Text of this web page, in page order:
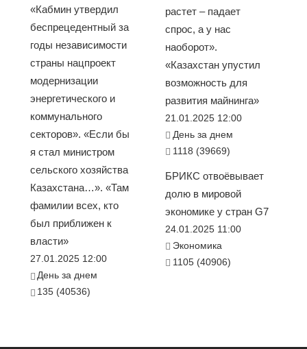
«Кабмин утвердил
беспрецедентный за
годы независимости
страны нацпроект
модернизации
энергетического и
коммунального
секторов». «Если бы
я стал министром
сельского хозяйства
Казахстана…». «Там
фамилии всех, кто
был приближен к
власти»
27.01.2025 12:00
День за днем
135 (40536)
растет – падает
спрос, а у нас
наоборот».
«Казахстан упустил
возможность для
развития майнинга»
21.01.2025 12:00
День за днем
1118 (39669)
БРИКС отвоёвывает
долю в мировой
экономике у стран G7
24.01.2025 11:00
Экономика
1105 (40906)